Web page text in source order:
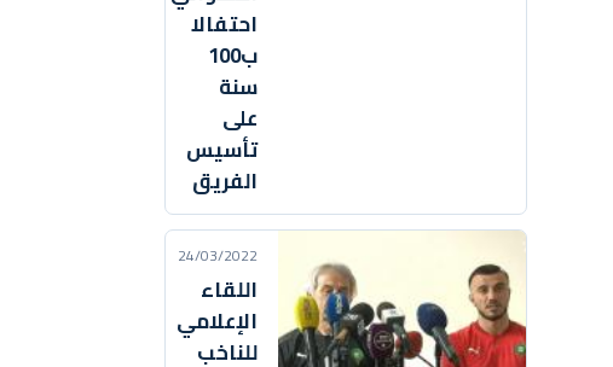
احتفالا
ب100
سنة
على
تأسيس
الفريق
24/03/2022
اللقاء
الإعلامي
للناخب